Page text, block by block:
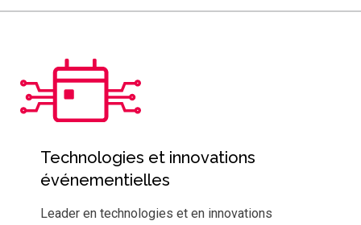
Technologies et innovations
événementielles
Leader en technologies et en innovations